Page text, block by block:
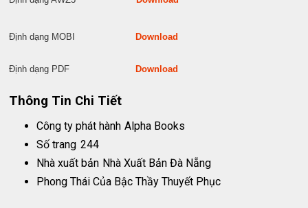
Định dạng MOBI Download
Định dạng PDF Download
Thông Tin Chi Tiết
Công ty phát hành Alpha Books
Số trang 244
Nhà xuất bản Nhà Xuất Bản Đà Nẵng
Phong Thái Của Bậc Thầy Thuyết Phục